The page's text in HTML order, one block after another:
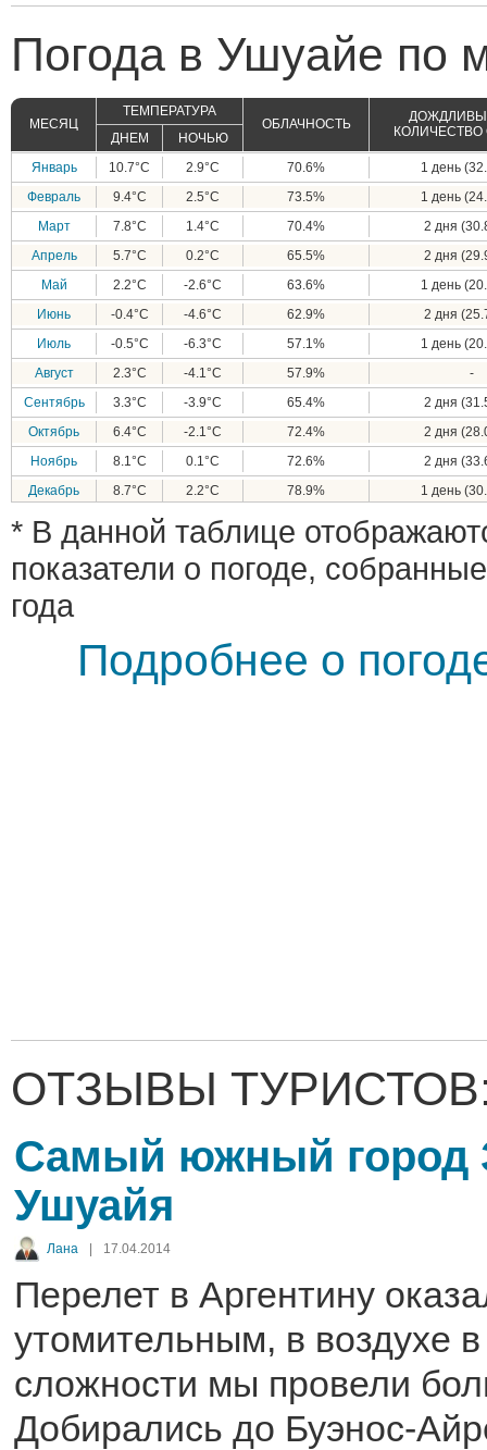
Погода в Ушуайе по
МЕСЯЦ
ТЕМПЕРАТУРА
ОБЛАЧНОСТЬ
КОЛИЧЕСТВО
ДНЕМ
НОЧЬЮ
Январь
10.7°C 2.9°C 70.6%
1 день
Февраль
9.4°C 2.5°C 73.5%
1 день
Март
7.8°C 1.4°C 70.4%
2 дня
Апрель
5.7°C 0.2°C 65.5%
2 дня
Май
2.2°C -2.6°C 63.6%
1 день
Июнь
-0.4°C -4.6°C 62.9%
2 дня
Июль
-0.5°C -6.3°C 57.1%
1 день
Август
2.3°C -4.1°C 57.9%
-
Сентябрь
3.3°C -3.9°C 65.4%
2 дня
Октябрь
6.4°C -2.1°C 72.4%
2 дня
Ноябрь
8.1°C 0.1°C 72.6%
2 дня
Декабрь
8.7°C 2.2°C 78.9% 1 день
* В данной таблице
показатели о погоде,
года
Подробнее о
ОТЗЫВЫ
Самый южный город
Ушуайя
Лана | 17.04.2014
Перелет в Аргентину
утомительным, в воздухе
сложности мы провели
Добирались до Буэнос-